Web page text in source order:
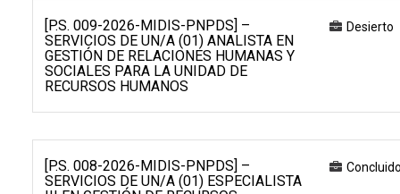
[P.S. 009-2026-MIDIS-PNPDS] –
SERVICIOS DE UN/A (01) ANALISTA EN
GESTIÓN DE RELACIONES HUMANAS Y
SOCIALES PARA LA UNIDAD DE
RECURSOS HUMANOS
Desierto
[P.S. 008-2026-MIDIS-PNPDS] –
SERVICIOS DE UN/A (01) ESPECIALISTA